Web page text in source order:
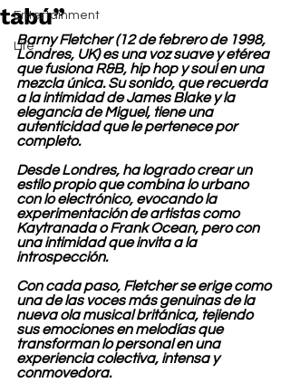
Entertainment
Life
tabú”
Barny Fletcher (12 de febrero de 1998,
Londres, UK) es una voz suave y etérea
que fusiona R&B, hip hop y soul en una
mezcla única. Su sonido, que recuerda
a la intimidad de James Blake y la
elegancia de Miguel, tiene una
autenticidad que le pertenece por
completo.
Desde Londres, ha logrado crear un
estilo propio que combina lo urbano
con lo electrónico, evocando la
experimentación de artistas como
Kaytranada o Frank Ocean, pero con
una intimidad que invita a la
introspección.
Con cada paso, Fletcher se erige como
una de las voces más genuinas de la
nueva ola musical británica, tejiendo
sus emociones en melodías que
transforman lo personal en una
experiencia colectiva, intensa y
conmovedora.